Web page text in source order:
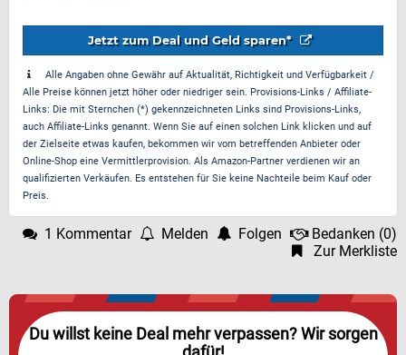
Jetzt zum Deal und Geld sparen*
Alle Angaben ohne Gewähr auf Aktualität, Richtigkeit und Verfügbarkeit /
Alle Preise können jetzt höher oder niedriger sein. Provisions-Links / Affiliate-
Links: Die mit Sternchen (*) gekennzeichneten Links sind Provisions-Links,
auch Affiliate-Links genannt. Wenn Sie auf einen solchen Link klicken und auf
der Zielseite etwas kaufen, bekommen wir vom betreffenden Anbieter oder
Online-Shop eine Vermittlerprovision. Als Amazon-Partner verdienen wir an
qualifizierten Verkäufen. Es entstehen für Sie keine Nachteile beim Kauf oder
Preis.
1 Kommentar Melden Folgen Bedanken (0)
Zur Merkliste
Du willst keine Deal mehr verpassen? Wir sorgen